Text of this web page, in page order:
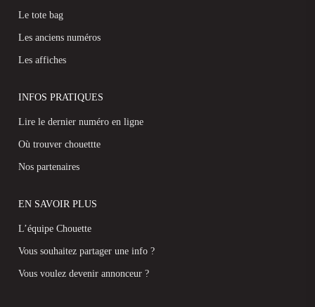
Le tote bag
Les anciens numéros
Les affiches
INFOS PRATIQUES
Lire le dernier numéro en ligne
Où trouver chouettte
Nos partenaires
EN SAVOIR PLUS
L’équipe Chouette
Vous souhaitez partager une info ?
Vous voulez devenir annonceur ?